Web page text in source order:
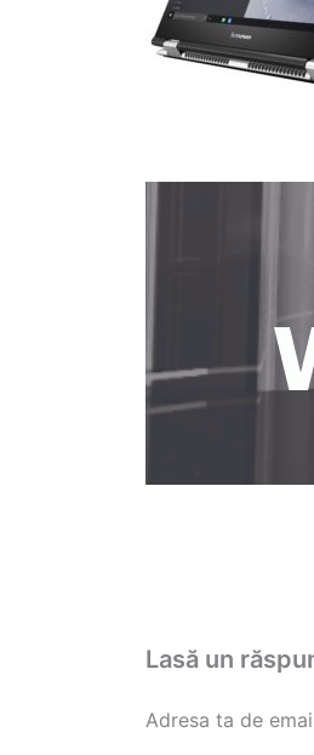
Lasă un
Adresa ta de